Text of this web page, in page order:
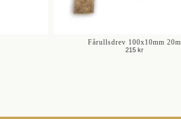
Fårullsdrev 100x10mm 20m
215 kr